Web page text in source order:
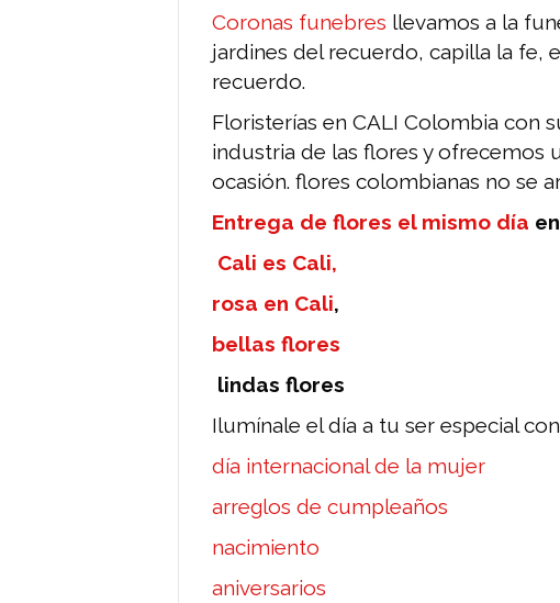
Coronas funebres llevamos a la
jardines del recuerdo, capilla la fe,
recuerdo.
Floristerías en CALI Colombia con
industria de las flores y ofrecemos
ocasión. flores colombianas no se
Entrega de flores el mismo día
Cali es Cali,
rosa en Cali,
bellas flores
lindas flores
Ilumínale el día a tu ser especial
día internacional de la mujer
arreglos de cumpleaños
nacimiento
aniversarios